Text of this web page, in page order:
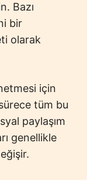
Bazı
bir
olarak
için
tüm bu
paylaşım
genellikle